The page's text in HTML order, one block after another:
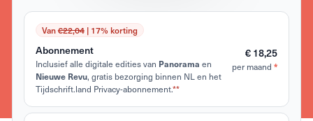
Van€22,04| 17% korting
Abonnement
Inclusief alle digitale edities van Panorama en
Nieuwe Revu, gratis bezorging binnen NL en het
Tijdschrift.land Privacy-abonnement.**
€ 18,25
per maand *